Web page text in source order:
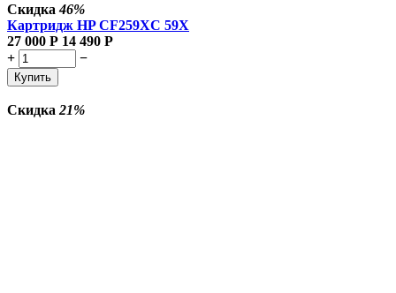
Скидка46%
Картридж HP CF259XC 59X
27 000 Р 14 490 Р
+
−
Купить
Скидка 21%